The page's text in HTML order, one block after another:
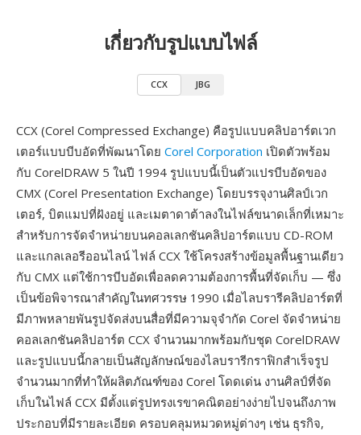
เกี่ยวกับรูปแบบไฟล์
CCX JBG
CCX (Corel Compressed Exchange) คือรูปแบบคลิปอาร์ตเวก
เตอร์แบบบีบอัดที่พัฒนาโดย Corel Corporation เปิดตัวพร้อม
กับ CorelDRAW 5 ในปี 1994 รูปแบบนี้เป็นตัวแปรบีบอัดของ
CMX (Corel Presentation Exchange) โดยบรรจุงานศิลป์เวก
เตอร์, บิตแมปที่ฝังอยู่ และเมตาดาต้าลงในไฟล์ขนาดเล็กที่เหมาะ
สำหรับการจัดจำหน่ายบนคอลเลกชันคลิปอาร์ตแบบ CD-ROM
และแกลเลอรีออนไลน์ ไฟล์ CCX ใช้โครงสร้างข้อมูลพื้นฐานเดียว
กับ CMX แต่ใช้การบีบอัดเพื่อลดความต้องการพื้นที่จัดเก็บ — ซึ่ง
เป็นข้อพิจารณาสำคัญในทศวรรษ 1990 เมื่อไลบรารีคลิปอาร์ตที่
มีภาพหลายพันรูปจัดส่งบนสื่อที่มีความจุจำกัด Corel จัดจำหน่าย
คอลเลกชันคลิปอาร์ต CCX จำนวนมากพร้อมกับชุด CorelDRAW
และรูปแบบนี้กลายเป็นสัญลักษณ์ของไลบรารีกราฟิกสำเร็จรูป
จำนวนมากที่ทำให้ผลิตภัณฑ์ของ Corel โดดเด่น งานศิลป์ที่จัด
เก็บในไฟล์ CCX มีตั้งแต่รูปทรงเรขาคณิตอย่างง่ายไปจนถึงภาพ
ประกอบที่มีรายละเอียด ครอบคลุมหมวดหมู่ต่างๆ เช่น ธุรกิจ,